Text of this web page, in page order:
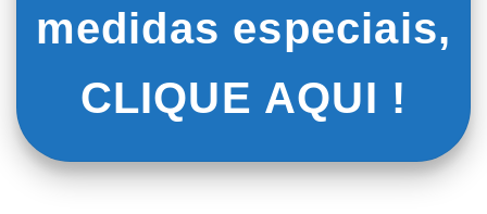
medidas especiais,
CLIQUE AQUI !